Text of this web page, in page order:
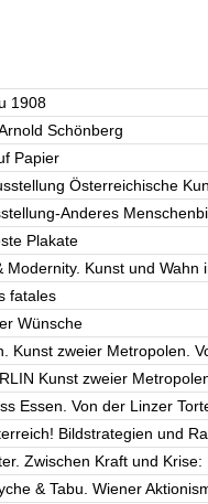
1908
Schönberg
Papier
Österreichische
Anderes
Plakate
Modernity. Kunst und Wahn
fatales
Wünsche
Kunst zweier Metropolen.
Kunst zweier
Essen. Von der Linzer
Bildstrategien und
Zwischen Kraft und
& Tabu. Wiener